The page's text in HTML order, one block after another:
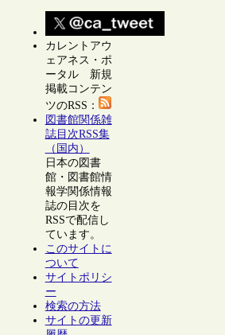
カレントアウ
ェアネス・ポ
ータル 新規
掲載コンテン
ツのRSS：
図書館関係雑
誌目次RSS集
（国内）
日本の図書
館・図書館情
報学関係情報
誌の目次を
RSSで配信し
ています。
このサイトに
ついて
サイトポリシ
ー
検索の方法
サイトの更新